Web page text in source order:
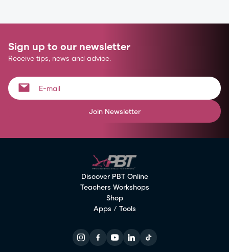
Sign up to our newsletter
Receive tips, news and advice.
Join Newsletter
Discover PBT Online
Teachers Workshops
Shop
Apps / Tools